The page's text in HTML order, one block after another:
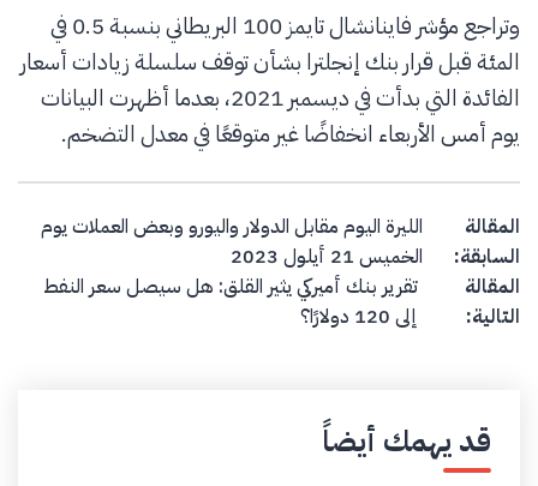
وتراجع مؤشر فاينانشال تايمز 100 البريطاني بنسبة 0.5 في
المئة قبل قرار بنك إنجلترا بشأن توقف سلسلة زيادات أسعار
الفائدة التي بدأت في ديسمبر 2021، بعدما أظهرت البيانات
يوم أمس الأربعاء انخفاضًا غير متوقعًا في معدل التضخم.
Post navigation
المقالة
السابقة:
الليرة اليوم مقابل الدولار واليورو وبعض العملات يوم
الخميس 21 أيلول 2023
المقالة
التالية:
تقرير بنك أميركي يثير القلق: هل سيصل سعر النفط
إلى 120 دولارًا؟
قد يهمك أيضاً